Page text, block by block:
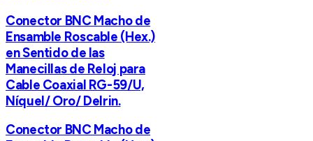
Conector BNC Macho de
Ensamble Roscable (Hex.)
en Sentido de las
Manecillas de Reloj para
Cable Coaxial RG-59/U,
Níquel/ Oro/ Delrin.
Conector BNC Macho de